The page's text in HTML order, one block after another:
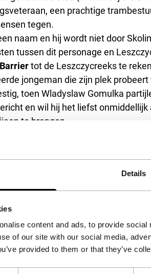
Details
content and ads, to provide
of our site with our social media,
provided to them or that they’ve
een prachtige
tegen.
naam en hij wordt niet door
tussen dit personage en
Barriertot de Leszczycreeks te
jongeman die zijn plek probeert
toen Wladyslaw Gomulka
en wil hij het liefst onmiddellijk
te brengen.
witbeelden: beelden waarin
film zijn ascetische elegantie. De
maar vult de